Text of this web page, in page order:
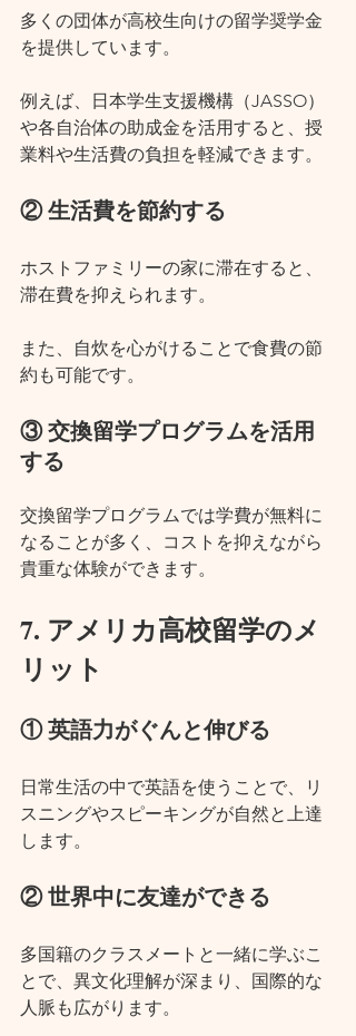
多くの団体が高校生向けの留学奨学金
を提供しています。
例えば、日本学生支援機構（JASSO）
や各自治体の助成金を活用すると、授
業料や生活費の負担を軽減できます。
② 生活費を節約する
ホストファミリーの家に滞在すると、
滞在費を抑えられます。
また、自炊を心がけることで食費の節
約も可能です。
③ 交換留学プログラムを活用
する
交換留学プログラムでは学費が無料に
なることが多く、コストを抑えながら
貴重な体験ができます。
7. アメリカ高校留学のメ
リット
① 英語力がぐんと伸びる
日常生活の中で英語を使うことで、リ
スニングやスピーキングが自然と上達
します。
② 世界中に友達ができる
多国籍のクラスメートと一緒に学ぶこ
とで、異文化理解が深まり、国際的な
人脈も広がります。